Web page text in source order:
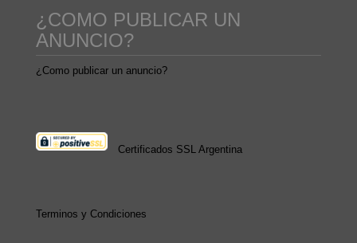
¿COMO PUBLICAR UN
ANUNCIO?
¿Como publicar un anuncio?
Certificados SSL Argentina
Terminos y Condiciones